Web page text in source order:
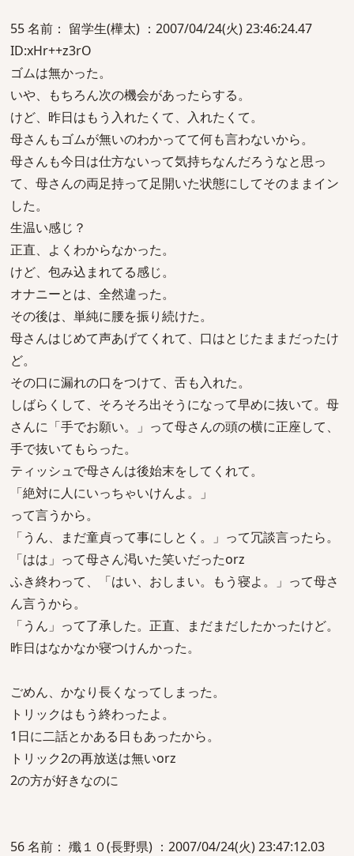
55 名前： 留学生(樺太) ：2007/04/24(火) 23:46:24.47
ID:xHr++z3rO
ゴムは無かった。
いや、もちろん次の機会があったらする。
けど、昨日はもう入れたくて、入れたくて。
母さんもゴムが無いのわかってて何も言わないから。
母さんも今日は仕方ないって気持ちなんだろうなと思っ
て、母さんの両足持って足開いた状態にしてそのままイン
した。
生温い感じ？
正直、よくわからなかった。
けど、包み込まれてる感じ。
オナニーとは、全然違った。
その後は、単純に腰を振り続けた。
母さんはじめて声あげてくれて、口はとじたままだったけ
ど。
その口に漏れの口をつけて、舌も入れた。
しばらくして、そろそろ出そうになって早めに抜いて。母
さんに「手でお願い。」って母さんの頭の横に正座して、
手で抜いてもらった。
ティッシュで母さんは後始末をしてくれて。
「絶対に人にいっちゃいけんよ。」
って言うから。
「うん、まだ童貞って事にしとく。」って冗談言ったら。
「はは」って母さん渇いた笑いだったorz
ふき終わって、「はい、おしまい。もう寝よ。」って母さ
ん言うから。
「うん」って了承した。正直、まだまだしたかったけど。
昨日はなかなか寝つけんかった。
ごめん、かなり長くなってしまった。
トリックはもう終わったよ。
1日に二話とかある日もあったから。
トリック2の再放送は無いorz
2の方が好きなのに
56 名前： 殲１０(長野県) ：2007/04/24(火) 23:47:12.03